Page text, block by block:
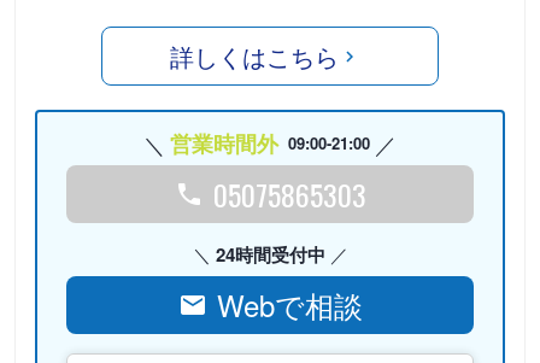
詳しくはこちら
営業時間外 09:00-21:00
05075865303
24時間受付中
Webで相談